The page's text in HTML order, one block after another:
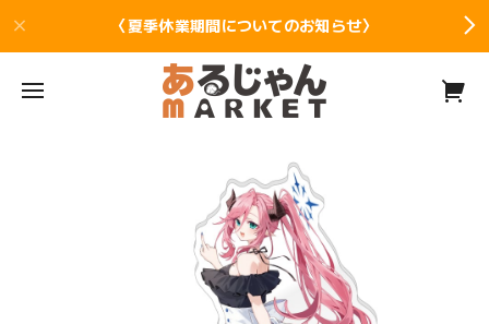
〈夏季休業期間についてのお知らせ〉